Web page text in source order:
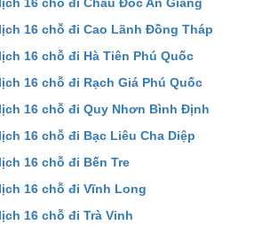
16 chỗ đi Cao Lãnh Đồng Tháp
16 chỗ đi Hà Tiên Phú Quốc
16 chỗ đi Rạch Giá Phú Quốc
16 chỗ đi Quy Nhơn Bình Định
16 chỗ đi Bạc Liêu Cha Diệp
16 chỗ đi Bến Tre
16 chỗ đi Vĩnh Long
16 chỗ đi Trà Vinh